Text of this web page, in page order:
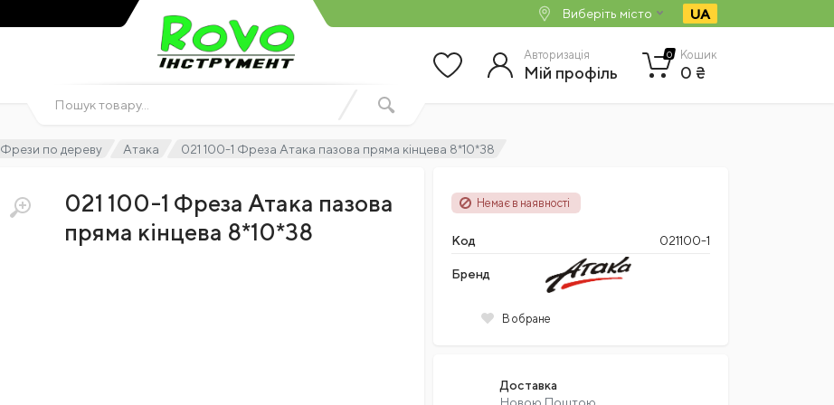
Виберіть місто UA
Авторизація
Мій профіль
0 Кошик
0 ₴
Фрези по дереву Атака 021 100-1 Фреза Атака пазова пряма кінцева 8*10*38
021 100-1 Фреза Атака пазова
пряма кінцева 8*10*38
Немає в наявності
Код 021100-1
Бренд
В обране
Доставка